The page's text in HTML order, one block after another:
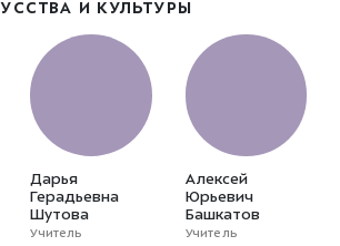
И КУЛЬТУРЫ
Дарья
Герадьевна
Шутова
Учитель
Алексей
Юрьевич
Башкатов
Учитель